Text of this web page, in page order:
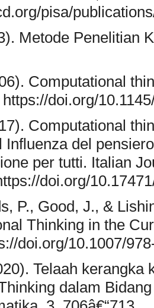
pisa/
Metode Penelitian
Computational
doi.org/
Computational
Influenza del
per tutti. Italian
doi.org/
P., Good, J., &
Thinking in the
doi.org/10.1007/
Telaah kerangka
dalam